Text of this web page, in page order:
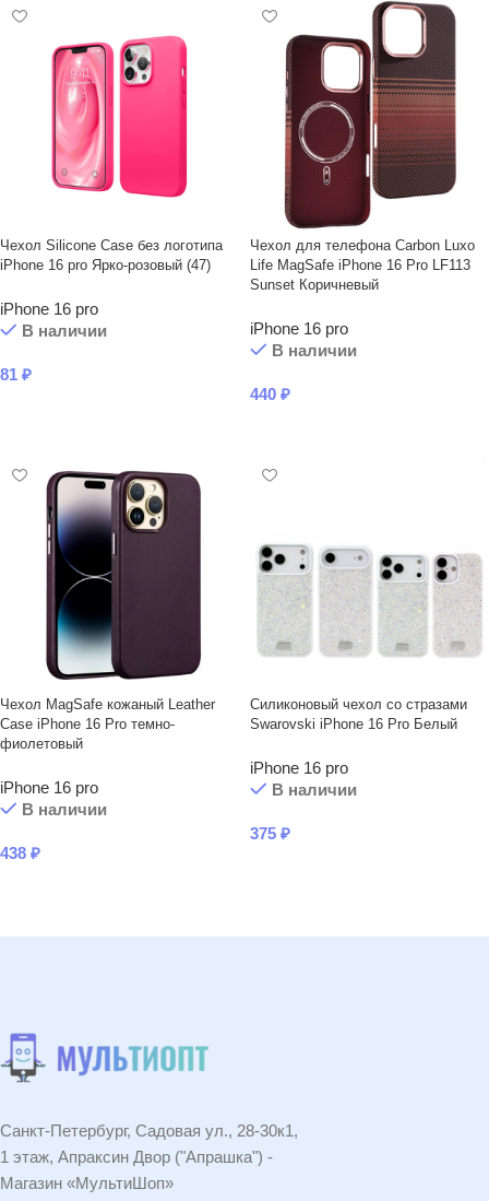
Чехол Silicone Case без логотипа
iPhone 16 pro Ярко-розовый (47)
iPhone 16 pro
В наличии
81 ₽
Чехол для телефона Carbon Luxo
Life MagSafe iPhone 16 Pro LF113
Sunset Коричневый
iPhone 16 pro
В наличии
440 ₽
Чехол MagSafe кожаный Leather
Case iPhone 16 Pro темно-
фиолетовый
iPhone 16 pro
В наличии
438 ₽
Силиконовый чехол со стразами
Swarovski iPhone 16 Pro Белый
iPhone 16 pro
В наличии
375 ₽
Санкт-Петербург, Садовая ул., 28-30к1,
1 этаж, Апраксин Двор ("Апрашка") -
Магазин «МультиШоп»